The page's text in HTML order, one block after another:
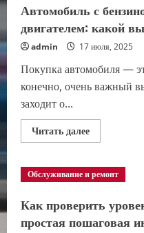
и
экономия
времени
городе
Автомобиль с
двигателем: какой
admin 17 июля, 2025
Покупка автомобиля —
конечно, очень важный
заходит о...
Читать далееПрочитать
больше
с
бензиновым
двигателем:
какой
выбрать?
Обслуживание и ремонт
Как проверить
простая пошаговая